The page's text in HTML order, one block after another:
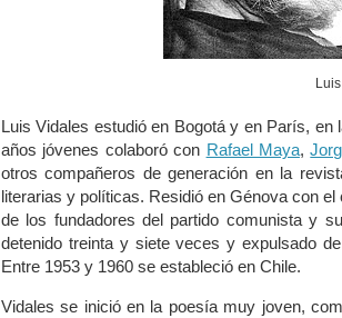
Luis Vidales estudió en Bogotá y en París,
años jóvenes colaboró con Rafael Maya,
otros compañeros de generación en la
literarias y políticas. Residió en Génova con
de los fundadores del partido comunista y
detenido treinta y siete veces y expulsado
Entre 1953 y 1960 se estableció en Chile.
Vidales se inició en la poesía muy joven,